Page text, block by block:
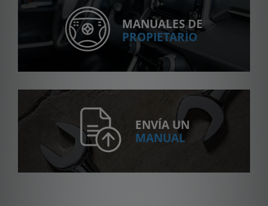
MANUALES DE
PROPIETARIO
ENVÍA UN
MANUAL